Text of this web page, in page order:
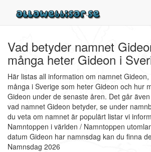
Vad betyder namnet
många heter Gideon i
Här listas all information om namnet
många i Sverige som heter Gideon och hur
Gideon under de senaste åren. Det går
vad namnet Gideon betyder, se under
du veta om namnet är populärt listar vi
Namntoppen i världen / Namntoppen
datum Gideon har namnsdag kan du finna
Namnsdag 2026